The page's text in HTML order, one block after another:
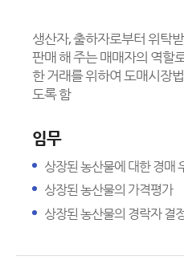
생산자, 출하자로부터 위탁
판매 해 주는 매매자의 역할
한 거래를 위하여 도매시장
도록 함
임무
상장된 농산물에 대한 경매
상장된 농산물의 가격평가
상장된 농산물의 경락자 결